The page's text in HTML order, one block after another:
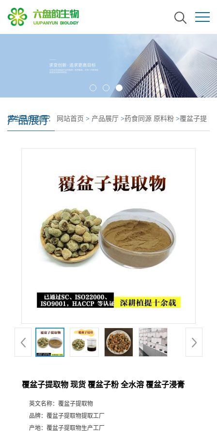
产品展厅
您当前的位置： 网站首页 > 产品展厅 >药食同源 原料粉 >覆盆子提
覆盆子提取物 现货 覆盆子粉 全水溶 覆盆子浸膏
英文名称： 覆盆子提取物
品牌： 覆盆子提取物提取工厂
产地： 覆盆子提取物生产工厂